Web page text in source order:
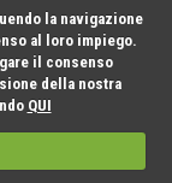
la navigazione
al loro impiego.
il consenso
della nostra
QUI